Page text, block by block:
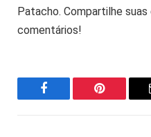
Patacho. Compartilhe
comentários!
Facebook Pinterest